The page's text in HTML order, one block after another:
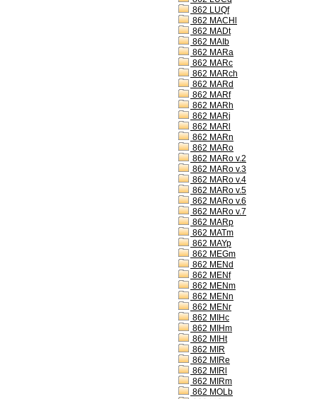
862 LUQf
862 MACHl
862 MADt
862 MAIb
862 MARa
862 MARc
862 MARch
862 MARd
862 MARf
862 MARh
862 MARj
862 MARl
862 MARn
862 MARo
862 MARo v.2
862 MARo v.3
862 MARo v.4
862 MARo v.5
862 MARo v.6
862 MARo v.7
862 MARp
862 MATm
862 MAYp
862 MEGm
862 MENd
862 MENf
862 MENm
862 MENn
862 MENr
862 MIHc
862 MIHm
862 MIHt
862 MIR
862 MIRe
862 MIRl
862 MIRm
862 MOLb